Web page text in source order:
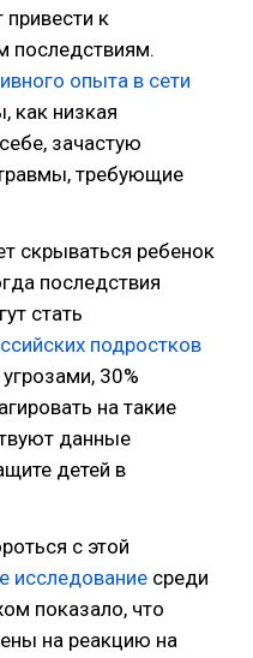
привести к
последствиям.
опыта в сети
как низкая
зачастую
требующие
скрываться ребенок
последствия
стать
подростков
30%
на такие
данные
детей в
с этой
исследование среди
показало, что
на реакцию на